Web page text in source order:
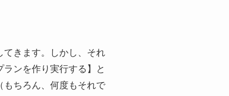
てきます。しかし、それ
ランを作り実行する】と
もちろん、何度もそれで